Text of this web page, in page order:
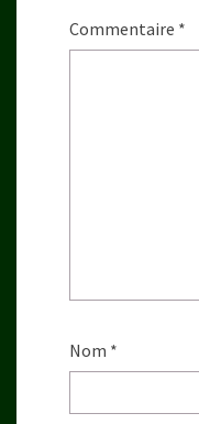
Commentaire *
Nom *